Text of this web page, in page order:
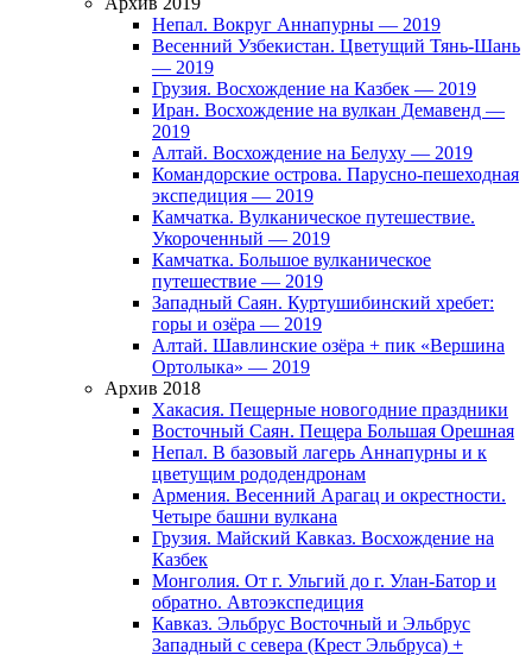
Непал. Вокруг Аннапурны — 2019
Весенний Узбекистан. Цветущий Тянь-Шань
— 2019
Грузия. Восхождение на Казбек — 2019
Иран. Восхождение на вулкан Демавенд —
2019
Алтай. Восхождение на Белуху — 2019
Командорские острова. Парусно-пешеходная
экспедиция — 2019
Камчатка. Вулканическое путешествие.
Укороченный — 2019
Камчатка. Большое вулканическое
путешествие — 2019
Западный Саян. Куртушибинский хребет:
горы и озёра — 2019
Алтай. Шавлинские озёра + пик «Вершина
Ортолыка» — 2019
Архив 2018
Хакасия. Пещерные новогодние праздники
Восточный Саян. Пещера Большая Орешная
Непал. В базовый лагерь Аннапурны и к
цветущим рододендронам
Армения. Весенний Арагац и окрестности.
Четыре башни вулкана
Грузия. Майский Кавказ. Восхождение на
Казбек
Монголия. От г. Ульгий до г. Улан-Батор и
обратно. Автоэкспедиция
Кавказ. Эльбрус Восточный и Эльбрус
Западный с севера (Крест Эльбруса) +